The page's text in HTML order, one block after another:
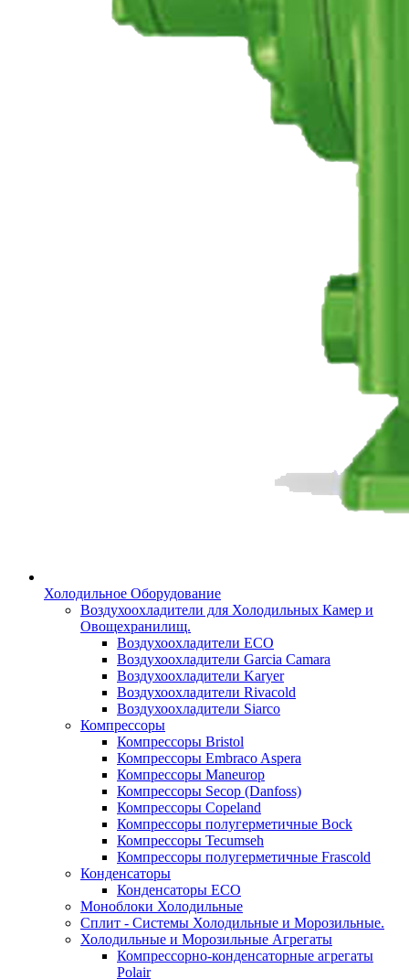
Холодильное Оборудование
Воздухоохладители для Холодильных Камер и
Овощехранилищ.
Воздухоохладители ECO
Воздухоохладители Garcia Camara
Воздухоохладители Karyer
Воздухоохладители Rivacold
Воздухоохладители Siarco
Компрессоры
Компрессоры Bristol
Компрессоры Embraco Aspera
Компрессоры Maneurop
Компрессоры Secop (Danfoss)
Компрессоры Copeland
Компрессоры полугерметичные Bock
Компрессоры Tecumseh
Компрессоры полугерметичные Frascold
Конденсаторы
Конденсаторы ECO
Моноблоки Холодильные
Сплит - Системы Холодильные и Морозильные.
Холодильные и Морозильные Агрегаты
Компрессорно-конденсаторные агрегаты
Polair